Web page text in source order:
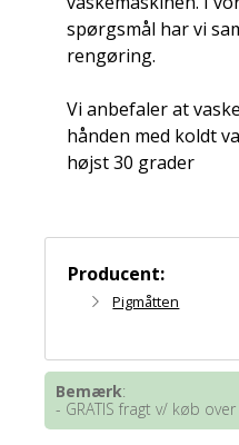
spørgsmål har vi
rengøring.
Vi anbefaler at
hånden med koldt
højst 30 grader
Producent:
Pigmåtten
Bemærk:
- GRATIS fragt v/ køb